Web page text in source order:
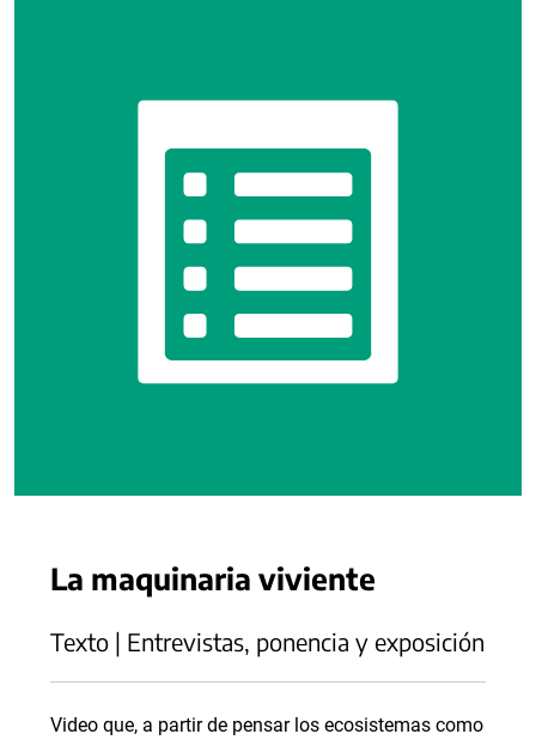
La maquinaria viviente
Texto | Entrevistas, ponencia y exposición
Video que, a partir de pensar los ecosistemas como